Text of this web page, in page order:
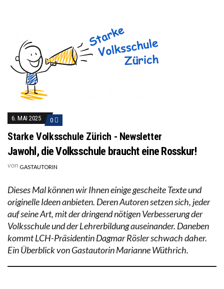
6. MAI 2025 0
Starke Volksschule Zürich - Newsletter
Jawohl, die Volksschule braucht eine Rosskur!
von GASTAUTORIN
Dieses Mal können wir Ihnen einige gescheite Texte und
originelle Ideen anbieten. Deren Autoren setzen sich, jeder
auf seine Art, mit der dringend nötigen Verbesserung der
Volksschule und der Lehrerbildung auseinander. Daneben
kommt LCH-Präsidentin Dagmar Rösler schwach daher.
Ein Überblick von Gastautorin Marianne Wüthrich.